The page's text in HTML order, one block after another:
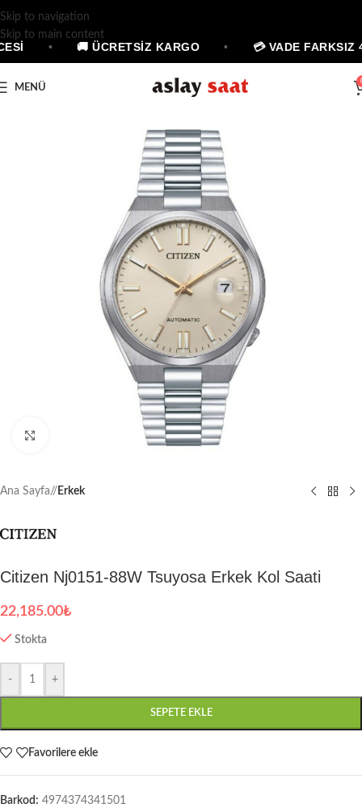
Skip to navigation
Skip to main content
🚚 ÜCRETSİZ KARGO 💳 VADE FARKSIZ
MENÜ
Büyütmek için tıklayın
Ana Sayfa/ Erkek
Citizen Nj0151-88W Tsuyosa Erkek Kol Saati
22,185.00₺
Stokta
- +
SEPETE EKLE
Favorilere ekle
Barkod: 4974374341501